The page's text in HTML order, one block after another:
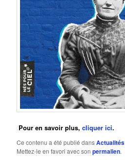
Pour en savoir plus,cliquer ici.
Ce contenu a été publié dansActualités
Mettez-le en favori avec sonpermalien.